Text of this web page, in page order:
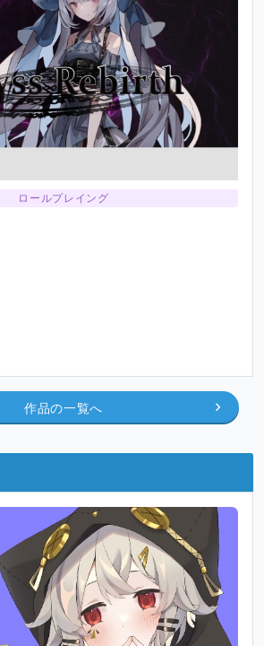
ロールプレイング
作品の一覧へ